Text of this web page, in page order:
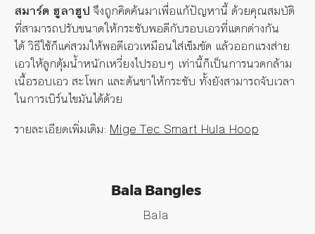
สมาร์ต ฮูลาฮูปจึงถูกคิดค้นมาเพื่อแก้ปัญหานี้ ด้วยคุณสมบัติ
ที่สามารถปรับขนาดให้กระชับพอดีกับรอบเอวที่แตกต่างกัน
ได้วิธีใช้ก็แค่สวมให้พอดีเอวเหมือนใส่เข็มขัด แล้วออกแรงส่าย
เอวให้ลูกตุ้มน้ำหนักเหวี่ยงไปรอบๆ เท่านี้ก็เป็นการนวดกล้าม
เนื้อรอบเอว สะโพก และต้นขาให้กระชับ ทั้งยังสามารถจับเวลา
ในการเบิร์นไขมันได้ด้วย
รายละเอียดเพิ่มเติม: Mige Tec Smart Hula Hoop
Bala Bangles
Bala